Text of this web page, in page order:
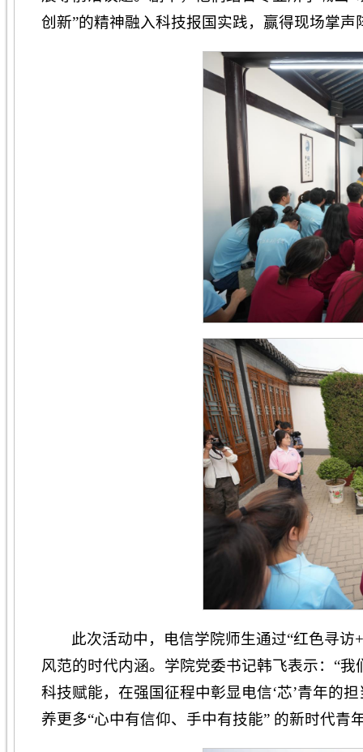
创新”的精神融入科技报国实践，赢得现场掌声
此次活动中，电信学院师生通过“红色寻
风范的时代内涵。学院党委书记韩飞表示：“
科技赋能，在强国征程中彰显电信‘芯’青年的
养更多“心中有信仰、手中有技能” 的新时代青